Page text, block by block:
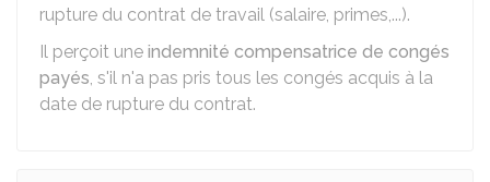
rupture du contrat de travail (salaire, primes,...).
Il perçoit une indemnité compensatrice de congés
payés, s'il n'a pas pris tous les congés acquis à la
date de rupture du contrat.